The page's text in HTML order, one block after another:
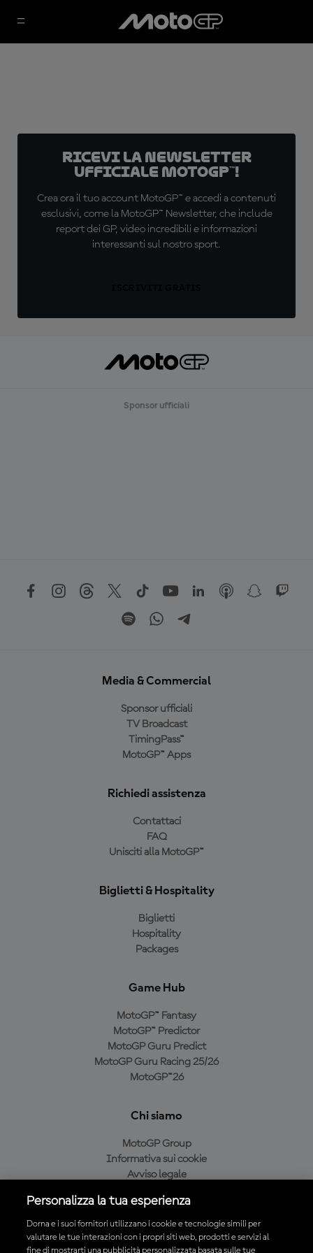
Ricevi la newsletter
ufficiale MotoGP™!
Crea ora il tuo account MotoGP™ e accedi a contenuti
esclusivi, come la MotoGP™ Newsletter, che include
report dei GP, video incredibili e informazioni
interessanti sul nostro sport.
Sponsor ufficiali
Media & Commercial
Sponsor ufficiali
TV Broadcast
TimingPass™
MotoGP™ Apps
Richiedi assistenza
Contattaci
FAQ
Unisciti alla MotoGP™
Biglietti & Hospitality
Biglietti
Hospitality
Packages
Game Hub
MotoGP™ Fantasy
MotoGP™ Predictor
MotoGP Guru Predict
MotoGP Guru Racing 25/26
MotoGP™26
Chi siamo
MotoGP Group
Informativa sui cookie
Avviso legale
Condizioni di acquisto
Personalizza la tua esperienza
Dorna e i suoi fornitori utilizzano i cookie e tecnologie simili per
valutare le tue interazioni con i propri siti web, prodotti e servizi al
fine di mostrarti una pubblicità personalizzata basata sulle tue